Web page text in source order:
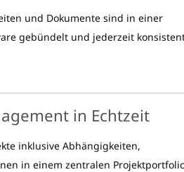
und Dokumente sind in einer
gebündelt und jederzeit
in Echtzeit
inklusive Abhängigkeiten,
in einem zentralen